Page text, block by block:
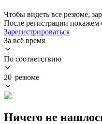
Чтобы видеть все резюме,
После регистрации
Зарегистрироваться
За всё время
По соответствию
20 резюме
Ничего не